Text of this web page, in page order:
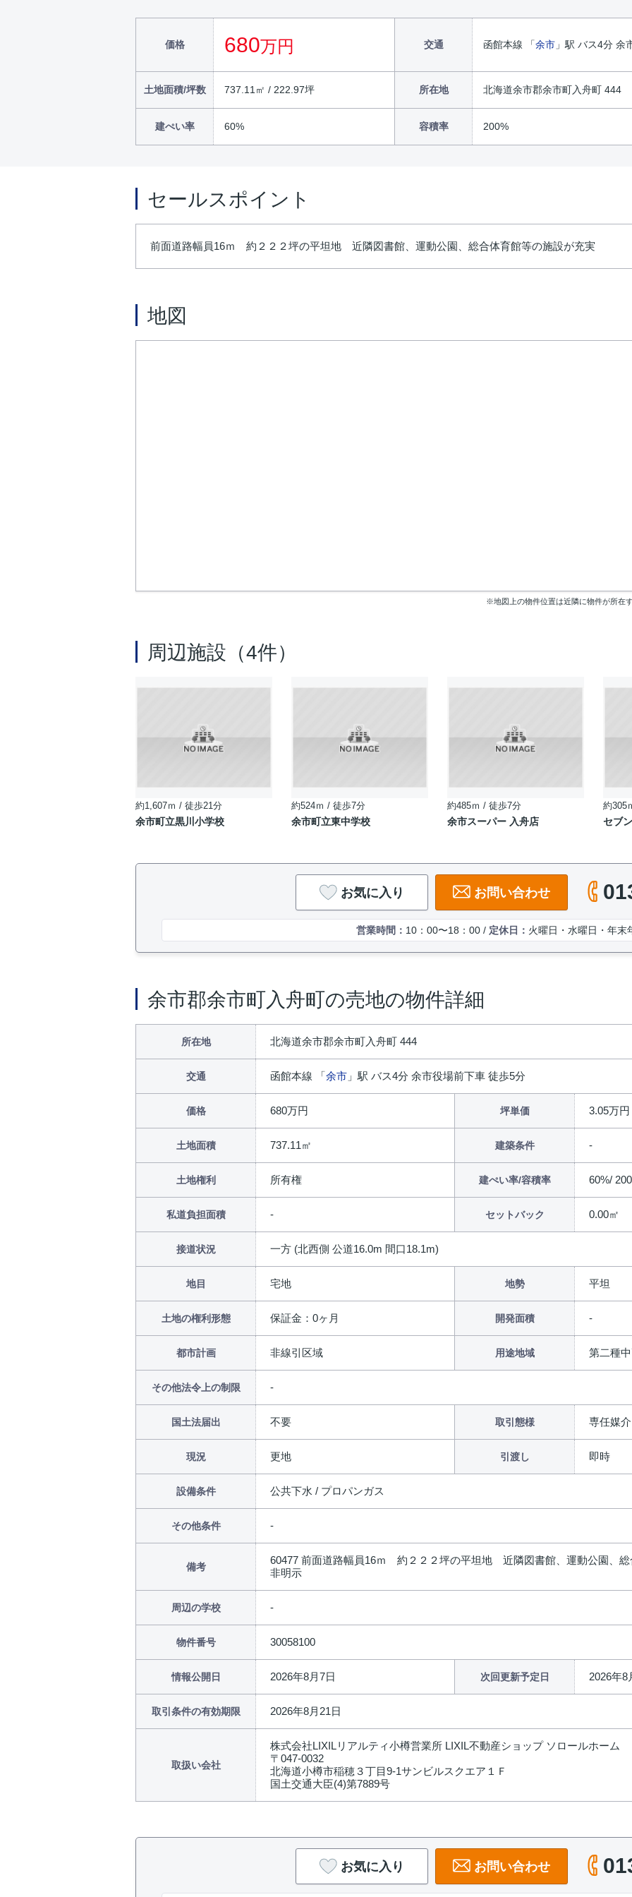
価格 680万円 交通 函館本線 「余市 」駅 バス4分 余
土地面積/坪数 737.11㎡ / 222.97坪 所在地 北海道余市郡余市町入舟町 444
建ぺい率 60% 容積率 200%
セールスポイント
前面道路幅員16ｍ 約２２２坪の平坦地 近隣図書館、運動公園、総合体育館等の施設が充実
地図
※地図上の物件位置は近隣に物件が所在
周辺施設（4件）
約1,607ｍ / 徒歩21分
余市町立黒川小学校
約524ｍ / 徒歩7分
余市町立東中学校
約485ｍ / 徒歩7分
余市スーパー 入舟店
約305
セブ
お気に入り お問い合わせ
営業時間： 10：00〜18：00 / 定休日： 火曜日・水曜日・年末
余市郡余市町入舟町の売地の物件詳細
所在地 北海道余市郡余市町入舟町 444
交通 函館本線 「余市 」駅 バス4分 余市役場前下車 徒歩5分
価格 680万円 坪単価 3.05万円
土地面積 737.11㎡ 建築条件
土地権利 所有権 建ぺい率/容積率 60%/
私道負担面積 セットバック 0.00㎡
接道状況 一方 (北西側 公道16.0m 間口18.1m)
地目 宅地 地勢 平坦
土地の権利形態 保証金：0ヶ月 開発面積
都市計画 非線引区域 用途地域 第二種
その他法令上の制限
国土法届出 不要 取引態様 専任媒介
現況 更地 引渡し 即時
設備条件 公共下水 / プロパンガス
その他条件
備考
60477 前面道路幅員16ｍ 約２２２坪の平坦地 近隣図書館、運動公園、
非明示
周辺の学校
物件番号 30058100
情報公開日 2026年8月7日 次回更新予定日 2026年8
取引条件の有効期限 2026年8月21日
取扱い会社
株式会社LIXILリアルティ小樽営業所 LIXIL不動産ショップ ソロールホーム
〒047-0032
北海道小樽市稲穂３丁目9-1サンビルスクエア１Ｆ
国土交通大臣(4)第7889号
お気に入り お問い合わせ